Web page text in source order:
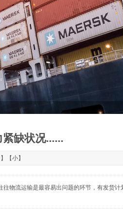
缺状况......
】【小】
物流运输是最容易出问题的环节，有发货